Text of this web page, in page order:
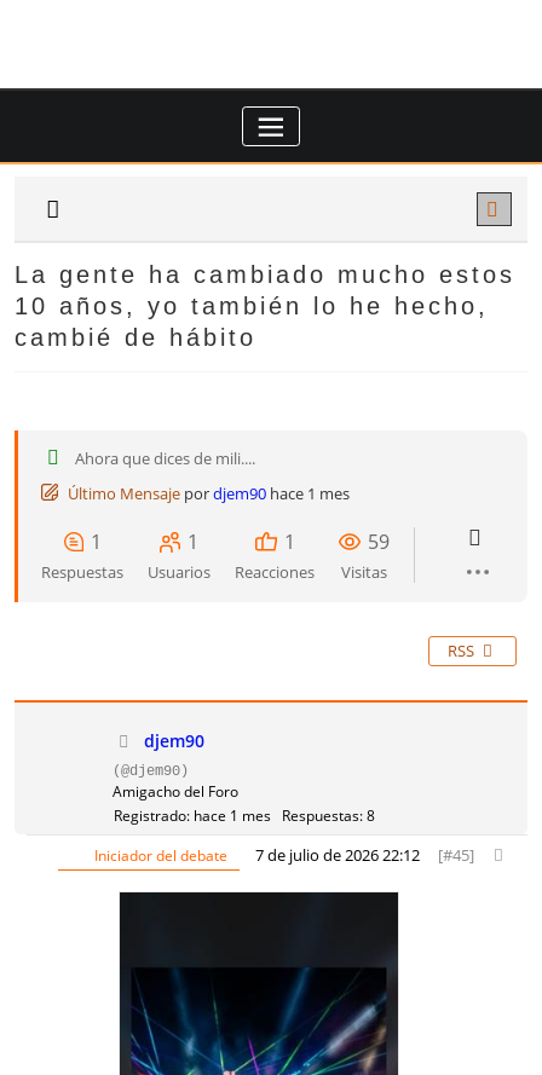
La gente ha cambiado mucho estos
10 años, yo también lo he hecho,
cambié de hábito
Ahora que dices de mili....
Último Mensaje pordjem90 hace 1 mes
1
Respuestas
1
Usuarios
1
Reacciones
59
Visitas
RSS
djem90
(@djem90)
Amigacho del Foro
Registrado: hace 1 mes Respuestas: 8
Iniciador del debate
7 de julio de 2026 22:12 [#45]